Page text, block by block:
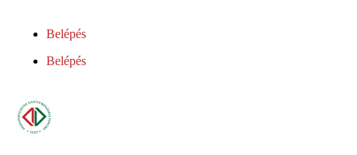
Belépés
Belépés